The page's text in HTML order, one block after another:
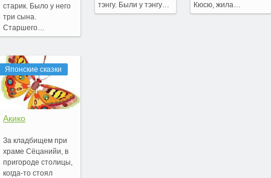
старик. Было у него
три сына.
Старшего…
Японские сказки
Акико
За кладбищем при
храме Сёцанийи, в
пригороде столицы,
когда-то стоял
тэнгу. Были у тэнгу…
Кюсю, жила…